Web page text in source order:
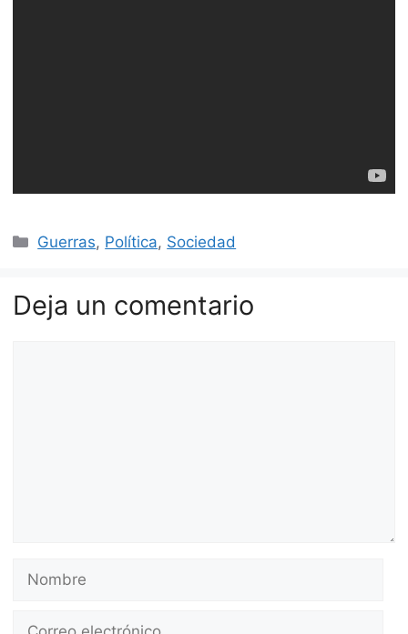
Categorías
Guerras, Política, Sociedad
Deja un comentario